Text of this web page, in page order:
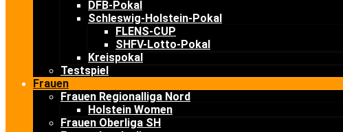
DFB-Pokal
Schleswig-Holstein-Pokal
FLENS-CUP
SHFV-Lotto-Pokal
Kreispokal
Testspiel
Frauen
Frauen Regionalliga Nord
Holstein Women
Frauen Oberliga SH